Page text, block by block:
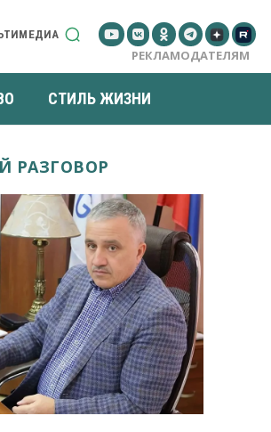
РЕКЛАМОДАТЕЛЯМ
СТИЛЬ ЖИЗНИ
РАЗГОВОР